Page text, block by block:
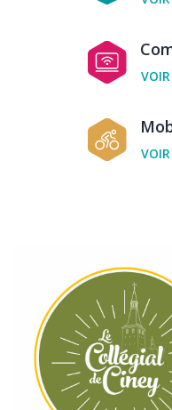
Catégorie
de
Catégorie
de